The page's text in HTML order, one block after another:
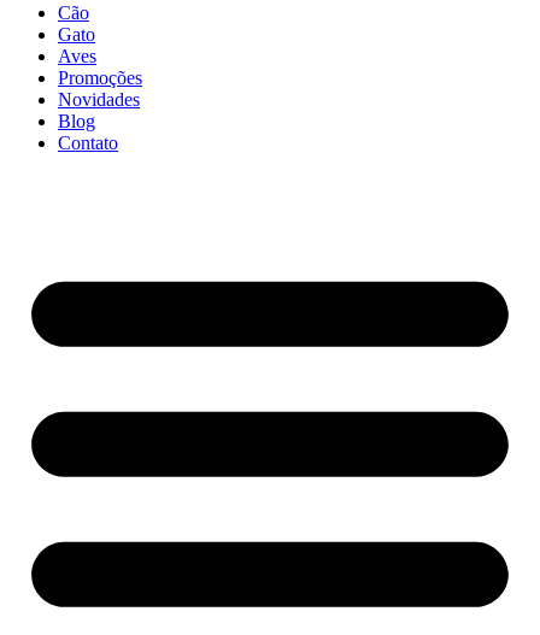
Cão
Gato
Aves
Promoções
Novidades
Blog
Contato